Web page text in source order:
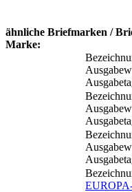
ähnliche Briefmarken /
Marke: